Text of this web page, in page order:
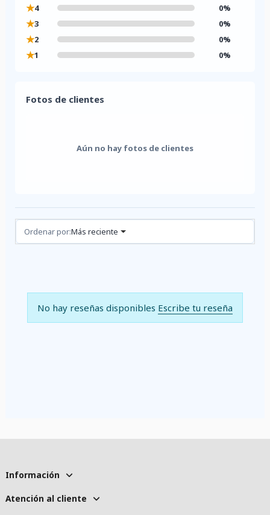
★4 0%
★3 0%
★2 0%
★1 0%
Fotos de clientes
Aún no hay fotos de clientes
Reseñas (0)
Ordenar por:Más reciente
No hay reseñas disponibles Escribe tu reseña
Información
Atención al cliente